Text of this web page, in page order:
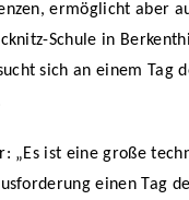
ermöglicht aber
Schule in
sich an einem Tag
„Es ist eine große
einen Tag